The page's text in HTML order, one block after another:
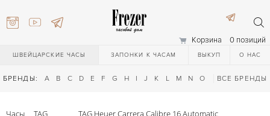
Корзина 0 позиций
ШВЕЙЦАРСКИЕ ЧАСЫ ЗАПОНКИ К ЧАСАМ ВЫКУП О НАС
БРЕНДЫ: A B C D E F G H I J K L M N O Q R S T
ВСЕ БРЕНДЫ
Часы TAG TAG Heuer Carrera Calibre 16 Automatic